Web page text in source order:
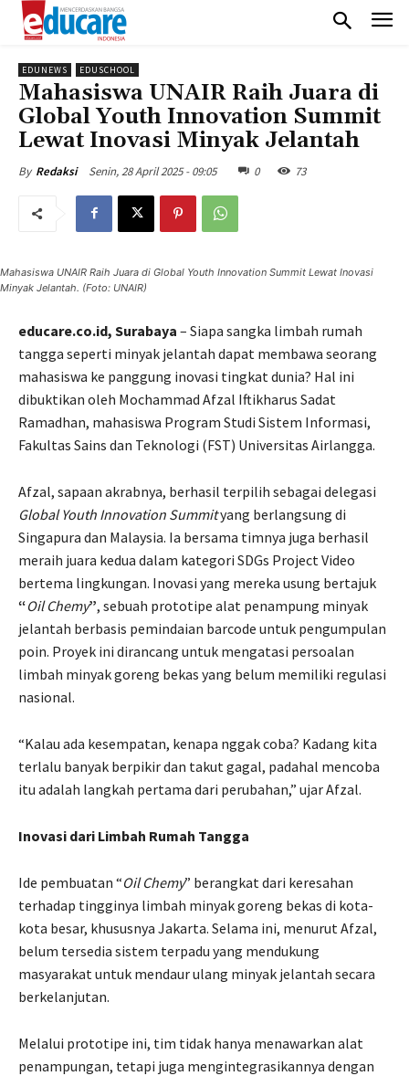
EDUNEWS EDUSCHOOL
Mahasiswa UNAIR Raih Juara di
Global Youth Innovation Summit
Lewat Inovasi Minyak Jelantah
By Redaksi Senin, 28 April 2025 - 09:05 0 73
Mahasiswa UNAIR Raih Juara di Global Youth Innovation Summit Lewat Inovasi
Minyak Jelantah. (Foto: UNAIR)
educare.co.id, Surabaya – Siapa sangka limbah rumah
tangga seperti minyak jelantah dapat membawa seorang
mahasiswa ke panggung inovasi tingkat dunia? Hal ini
dibuktikan oleh Mochammad Afzal Iftikharus Sadat
Ramadhan, mahasiswa Program Studi Sistem Informasi,
Fakultas Sains dan Teknologi (FST) Universitas Airlangga.
Afzal, sapaan akrabnya, berhasil terpilih sebagai delegasi
Global Youth Innovation Summityang berlangsung di
Singapura dan Malaysia. Ia bersama timnya juga berhasil
meraih juara kedua dalam kategori SDGs Project Video
bertema lingkungan. Inovasi yang mereka usung bertajuk
“Oil Chemy”, sebuah prototipe alat penampung minyak
jelantah berbasis pemindaian barcode untuk pengumpulan
poin. Proyek ini dirancang untuk mengatasi persoalan
limbah minyak goreng bekas yang belum memiliki regulasi
nasional.
“Kalau ada kesempatan, kenapa nggak coba? Kadang kita
terlalu banyak berpikir dan takut gagal, padahal mencoba
itu adalah langkah pertama dari perubahan,” ujar Afzal.
Inovasi dari Limbah Rumah Tangga
Ide pembuatan “Oil Chemy” berangkat dari keresahan
terhadap tingginya limbah minyak goreng bekas di kota-
kota besar, khususnya Jakarta. Selama ini, menurut Afzal,
belum tersedia sistem terpadu yang mendukung
masyarakat untuk mendaur ulang minyak jelantah secara
berkelanjutan.
Melalui prototipe ini, tim tidak hanya menawarkan alat
penampungan, tetapi juga mengintegrasikannya dengan